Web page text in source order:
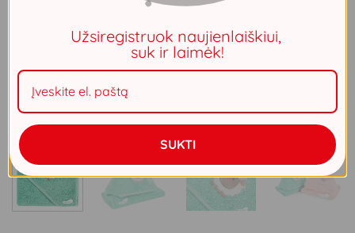
Užsiregistruok naujienlaiškiui,
suk ir laimėk!
SUKTI